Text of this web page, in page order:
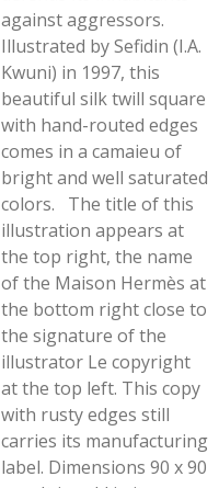
against aggressors.
Illustrated by Sefidin (I.A.
Kwuni) in 1997, this
beautiful silk twill square
with hand-routed edges
comes in a camaieu of
bright and well saturated
colors. The title of this
illustration appears at
the top right, the name
of the Maison Hermès at
the bottom right close to
the signature of the
illustrator Le copyright
at the top left. This copy
with rusty edges still
carries its manufacturing
label. Dimensions 90 x 90